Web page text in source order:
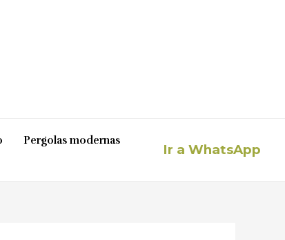
Pergolas modernas
Ir a WhatsApp